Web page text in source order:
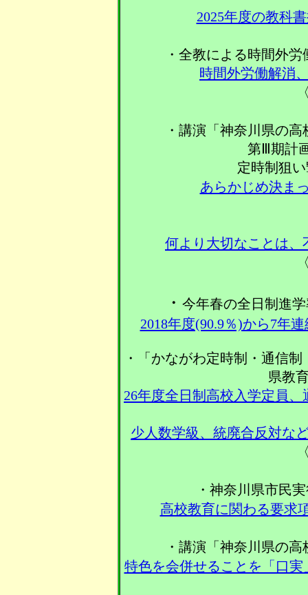
2025年度の教科
・全教による時間外
時間外労働解消
・講演「神奈川県の
第Ⅲ期計
定時制狙
あらかじめ決ま
何より大切なことは
・ 今年春の全日制進
2018年度(90.9％)から7年
・「かながわ定時制・通信
県教
26年度全日制高校入学定員
少人数学級、統廃合反対な
・神奈川県市民
高校教育に関わる要求
・講演「神奈川県の
特色を会併せることを「口